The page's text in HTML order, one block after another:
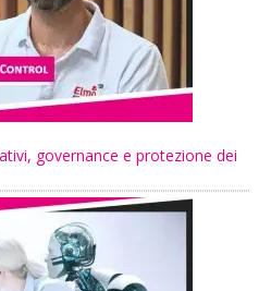
governance e protezione dei